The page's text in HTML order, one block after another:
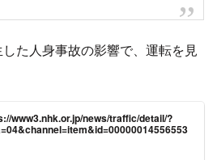
た人身事故の影響で、運転を見
www3.nhk.or.jp/news/traffic/detail/?